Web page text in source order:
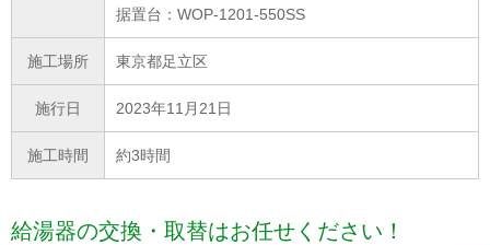
据置台：WOP-1201-550SS
施工場所 東京都足立区
施行日 2023年11月21日
施工時間 約3時間
給湯器の交換・取替はお任せください！